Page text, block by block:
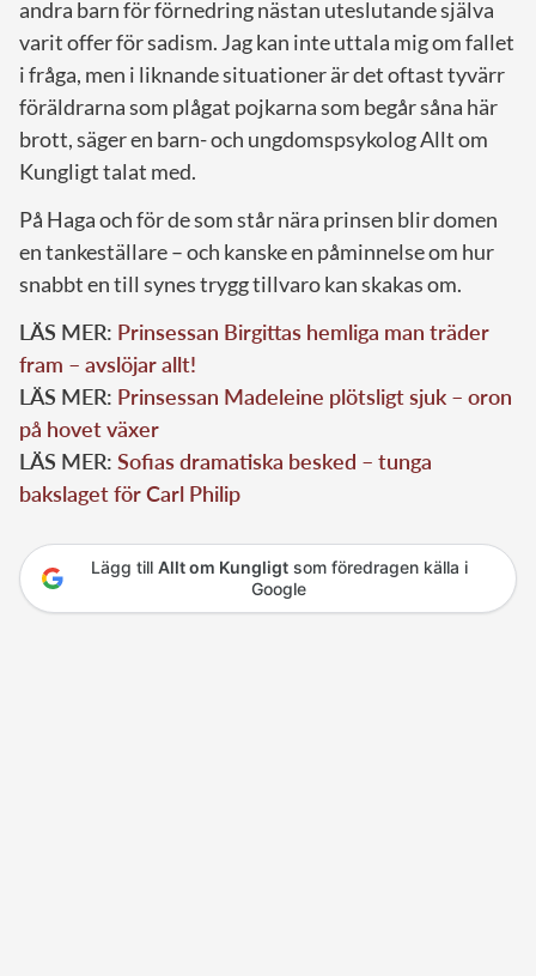
andra barn för förnedring nästan uteslutande själva
varit offer för sadism. Jag kan inte uttala mig om fallet
i fråga, men i liknande situationer är det oftast tyvärr
föräldrarna som plågat pojkarna som begår såna här
brott, säger en barn- och ungdomspsykolog Allt om
Kungligt talat med.
På Haga och för de som står nära prinsen blir domen
en tankeställare – och kanske en påminnelse om hur
snabbt en till synes trygg tillvaro kan skakas om.
LÄS MER: Prinsessan Birgittas hemliga man träder
fram – avslöjar allt!
LÄS MER: Prinsessan Madeleine plötsligt sjuk – oron
på hovet växer
LÄS MER: Sofias dramatiska besked – tunga
bakslaget för Carl Philip
Lägg till Allt om Kungligtsom föredragen källa i
Google